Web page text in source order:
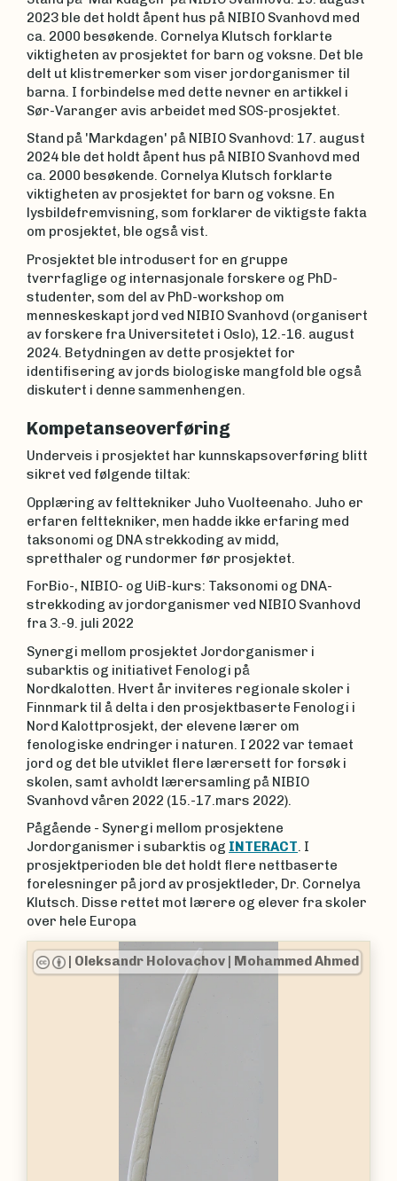
2023 ble det holdt åpent hus på NIBIO Svanhovd med
ca. 2000 besøkende. Cornelya Klutsch forklarte
viktigheten av prosjektet for barn og voksne. Det ble
delt ut klistremerker som viser jordorganismer til
barna. I forbindelse med dette nevner en artikkel i
Sør-Varanger avis arbeidet med SOS-prosjektet.
Stand på 'Markdagen' på NIBIO Svanhovd: 17. august
2024 ble det holdt åpent hus på NIBIO Svanhovd med
ca. 2000 besøkende. Cornelya Klutsch forklarte
viktigheten av prosjektet for barn og voksne. En
lysbildefremvisning, som forklarer de viktigste fakta
om prosjektet, ble også vist.
Prosjektet ble introdusert for en gruppe
tverrfaglige og internasjonale forskere og PhD-
studenter, som del av PhD-workshop om
menneskeskapt jord ved NIBIO Svanhovd (organisert
av forskere fra Universitetet i Oslo), 12.-16. august
2024. Betydningen av dette prosjektet for
identifisering av jords biologiske mangfold ble også
diskutert i denne sammenhengen.
Kompetanseoverføring
Underveis i prosjektet har kunnskapsoverføring blitt
sikret ved følgende tiltak:
Opplæring av felttekniker Juho Vuolteenaho. Juho er
erfaren felttekniker, men hadde ikke erfaring med
taksonomi og DNA strekkoding av midd,
spretthaler og rundormer før prosjektet.
ForBio-, NIBIO- og UiB-kurs: Taksonomi og DNA-
strekkoding av jordorganismer ved NIBIO Svanhovd
fra 3.-9. juli 2022
Synergi mellom prosjektet Jordorganismer i
subarktis og initiativet Fenologi på
Nordkalotten. Hvert år inviteres regionale skoler i
Finnmark til å delta i den prosjektbaserte Fenologi i
Nord Kalottprosjekt, der elevene lærer om
fenologiske endringer i naturen. I 2022 var temaet
jord og det ble utviklet flere lærersett for forsøk i
skolen, samt avholdt lærersamling på NIBIO
Svanhovd våren 2022 (15.-17.mars 2022).
Pågående - Synergi mellom prosjektene
Jordorganismer i subarktis og INTERACT. I
prosjektperioden ble det holdt flere nettbaserte
forelesninger på jord av prosjektleder, Dr. Cornelya
Klutsch. Disse rettet mot lærere og elever fra skoler
over hele Europa
| Oleksandr Holovachov | Mohammed Ahmed